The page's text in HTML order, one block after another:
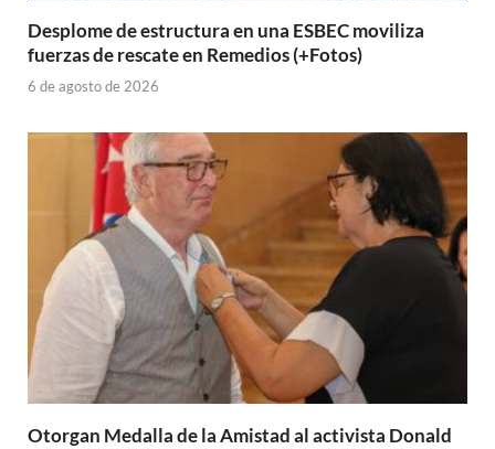
Desplome de estructura en una ESBEC moviliza
fuerzas de rescate en Remedios (+Fotos)
6 de agosto de 2026
Otorgan Medalla de la Amistad al activista Donald